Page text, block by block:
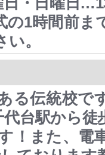
の1時間前ま
。
る伝統校で
台駅から徒
！また、電